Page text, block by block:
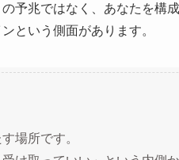
予兆ではなく、あなたを構
という側面があります。
場所です。